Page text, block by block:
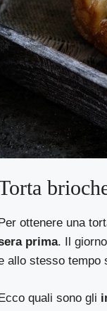
Per ottenere una
prima. Il
allo stesso tempo
quali sono gli